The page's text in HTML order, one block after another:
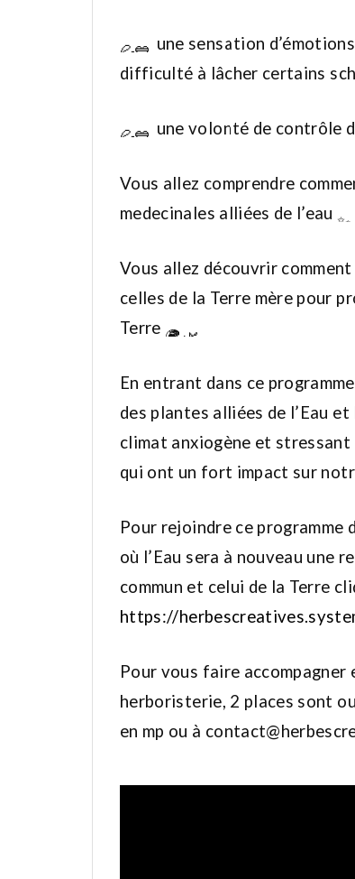
une sensation
difficulté à lâcher certains
une volonté de contrôle
Vous allez comprendre
medecinales alliées de l’eau
Vous allez découvrir
celles de la Terre mère pour
Terre
En entrant dans ce
des plantes alliées de l’Eau
climat anxiogène et stressant
qui ont un fort impact sur
Pour rejoindre ce programme
où l’Eau sera à nouveau une
commun et celui de la Terre
https://
Pour vous faire accompagner
herboristerie, 2 places sont
en mp ou à